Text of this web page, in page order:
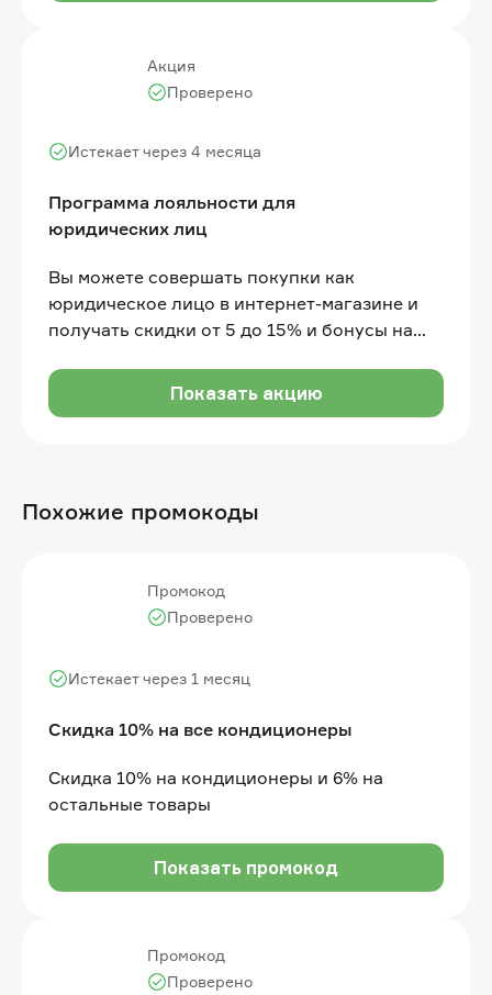
Акция
Программа лояльности для
юридических лиц
Истекает через 4 месяца
Проверено
Вы можете совершать покупки как
юридическое лицо в интернет-магазине и
получать скидки от 5 до 15% и бонусы на
суммы покупокПоказать акцию
Похожие промокоды
Промокод
Скидка 10% на все кондиционеры
Истекает через 1 месяц
Проверено
Скидка 10% на кондиционеры и 6% на
остальные товары
Показать промокод
Промокод
Проверено